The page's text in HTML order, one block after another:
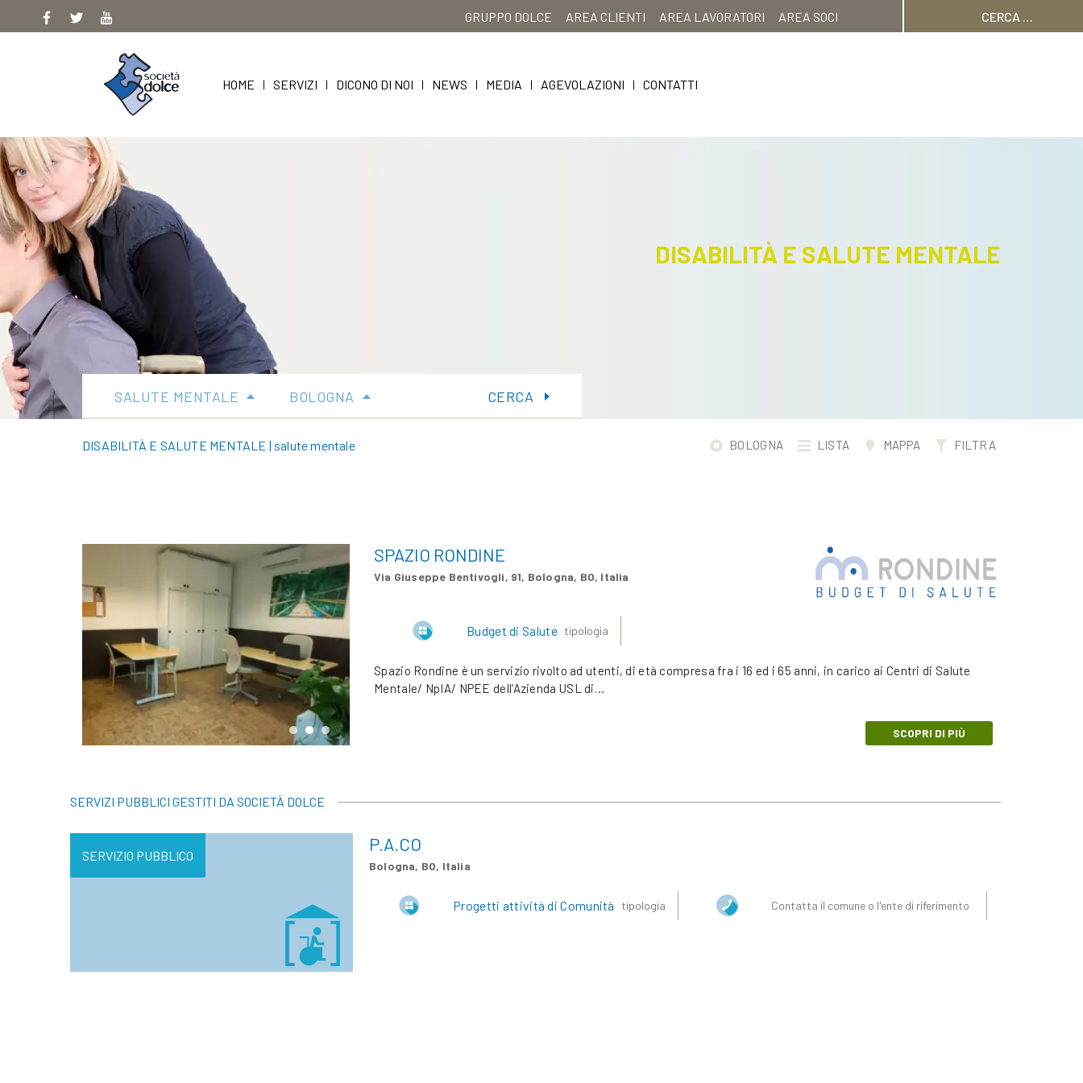
GRUPPO DOLCE AREA CLIENTI AREA LAVORATORI AREA SOCI
HOME | SERVIZI | DICONO DI NOI | NEWS | MEDIA | AGEVOLAZIONI | CONTATTI
DISABILITÀ E SALUTE MENTALE
SALUTE MENTALE BOLOGNA CERCA
DISABILITÀ E SALUTE MENTALE | salute mentale BOLOGNA LISTA MAPPA FILTRA
SPAZIO RONDINE
Via Giuseppe Bentivogli, 91, Bologna, BO, Italia
Budget di Salute tipologia
Spazio Rondine è un servizio rivolto ad utenti, di età compresa fra i 16 ed i 65 anni, in carico ai Centri di Salute
Mentale/ NpIA/ NPEE dell’Azienda USL di…
SCOPRI DI PIÙ
SERVIZI PUBBLICI GESTITI DA SOCIETÀ DOLCE
SERVIZIO PUBBLICO
P.A.CO
Bologna, BO, Italia
Progetti attività di Comunità tipologia Contatta il comune o l'ente di riferimento